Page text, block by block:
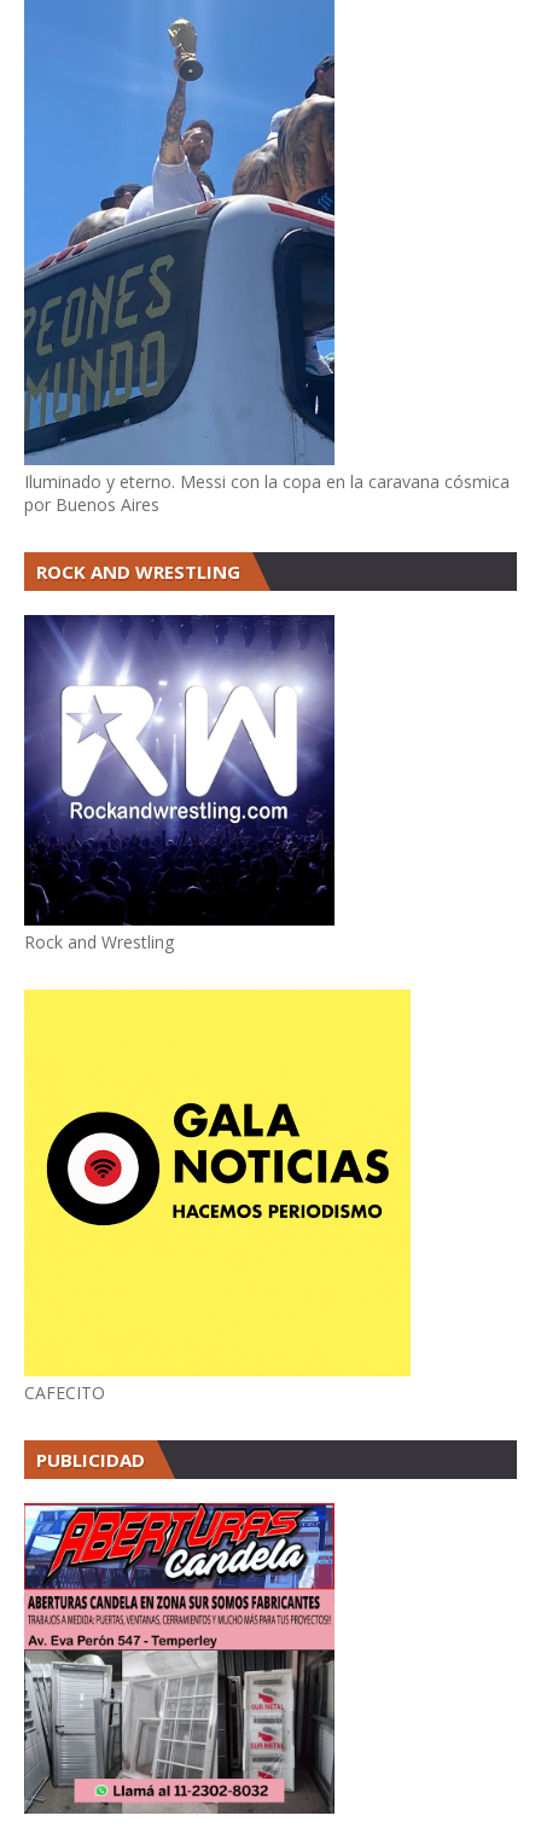
Iluminado y eterno. Messi con la copa en la caravana cósmica
por Buenos Aires
ROCK AND WRESTLING
Rock and Wrestling
CAFECITO
PUBLICIDAD